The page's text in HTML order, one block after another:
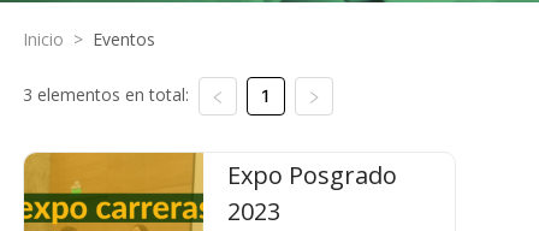
Inicio > Eventos
3 elementos en total: 1
Expo Posgrado
2023